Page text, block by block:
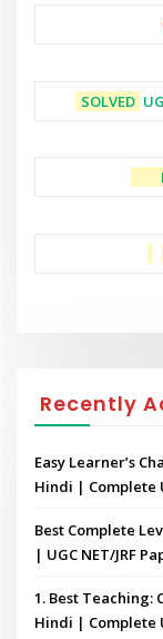
SOLVED
Recently
Easy Learner’s
Hindi | Complete
Best Complete
| UGC NET/JRF
1. Best Teaching:
Hindi | Complete